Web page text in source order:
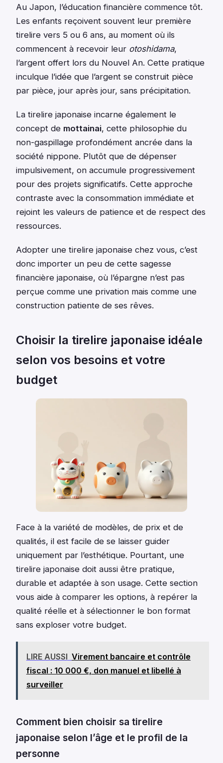
Au Japon, l’éducation financière commence tôt.
Les enfants reçoivent souvent leur première
tirelire vers 5 ou 6 ans, au moment où ils
commencent à recevoir leur otoshidama,
l’argent offert lors du Nouvel An. Cette pratique
inculque l’idée que l’argent se construit pièce
par pièce, jour après jour, sans précipitation.
La tirelire japonaise incarne également le
concept de mottainai, cette philosophie du
non-gaspillage profondément ancrée dans la
société nippone. Plutôt que de dépenser
impulsivement, on accumule progressivement
pour des projets significatifs. Cette approche
contraste avec la consommation immédiate et
rejoint les valeurs de patience et de respect des
ressources.
Adopter une tirelire japonaise chez vous, c’est
donc importer un peu de cette sagesse
financière japonaise, où l’épargne n’est pas
perçue comme une privation mais comme une
construction patiente de ses rêves.
Choisir la tirelire japonaise idéale
selon vos besoins et votre
budget
Face à la variété de modèles, de prix et de
qualités, il est facile de se laisser guider
uniquement par l’esthétique. Pourtant, une
tirelire japonaise doit aussi être pratique,
durable et adaptée à son usage. Cette section
vous aide à comparer les options, à repérer la
qualité réelle et à sélectionner le bon format
sans exploser votre budget.
LIRE AUSSI Virement bancaire et contrôle
fiscal : 10 000 €, don manuel et libellé à
surveiller
Comment bien choisir sa tirelire
japonaise selon l’âge et le profil de la
personne